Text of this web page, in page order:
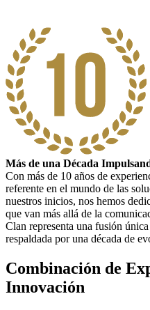
Más de una Década
Con más de 10 años de
referente en el mundo de las
nuestros inicios, nos hemos
que van más allá de la
Clan representa una fusión
respaldada por una década de
Combinación de
Innovación